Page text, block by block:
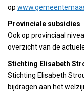
op
Provinciale subsidies
Ook op provinciaal
overzicht van de
Stichting Elisabeth
Stichting Elisabeth
bijdragen aan het